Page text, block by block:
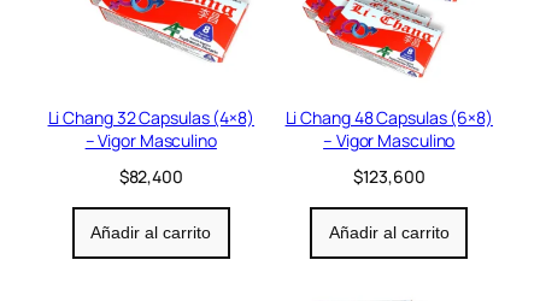
Li Chang 32 Capsulas (4×8)
– Vigor Masculino
$82,400
Añadir al carrito
Li Chang 48 Capsulas (6×8)
– Vigor Masculino
$123,600
Añadir al carrito